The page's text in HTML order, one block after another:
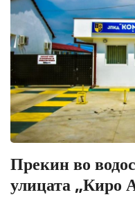
Прекин во
улицата „Киро